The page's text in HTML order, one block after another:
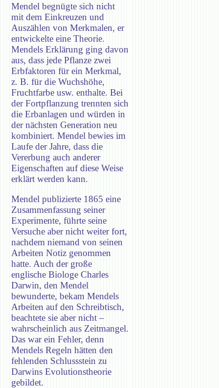
Mendel begnügte sich nicht
mit dem Einkreuzen und
Auszählen von Merkmalen, er
entwickelte eine Theorie.
Mendels Erklärung ging davon
aus, dass jede Pflanze zwei
Erbfaktoren für ein Merkmal,
z. B. für die Wuchshöhe,
Fruchtfarbe usw. enthalte. Bei
der Fortpflanzung trennten sich
die Erbanlagen und würden in
der nächsten Generation neu
kombiniert. Mendel bewies im
Laufe der Jahre, dass die
Vererbung auch anderer
Eigenschaften auf diese Weise
erklärt werden kann.
Mendel publizierte 1865 eine
Zusammenfassung seiner
Experimente, führte seine
Versuche aber nicht weiter fort,
nachdem niemand von seinen
Arbeiten Notiz genommen
hatte. Auch der große
englische Biologe Charles
Darwin, den Mendel
bewunderte, bekam Mendels
Arbeiten auf den Schreibtisch,
beachtete sie aber nicht –
wahrscheinlich aus Zeitmangel.
Das war ein Fehler, denn
Mendels Regeln hätten den
fehlenden Schlussstein zu
Darwins Evolutionstheorie
gebildet.